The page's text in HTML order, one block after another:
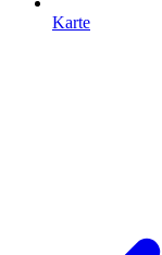
Karte